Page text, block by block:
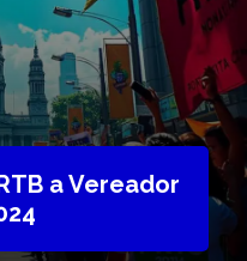
a Vereador